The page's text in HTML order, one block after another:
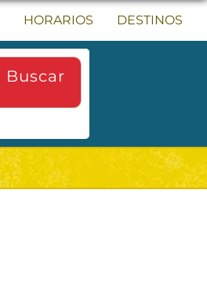
HORARIOS DESTINOS
Buscar